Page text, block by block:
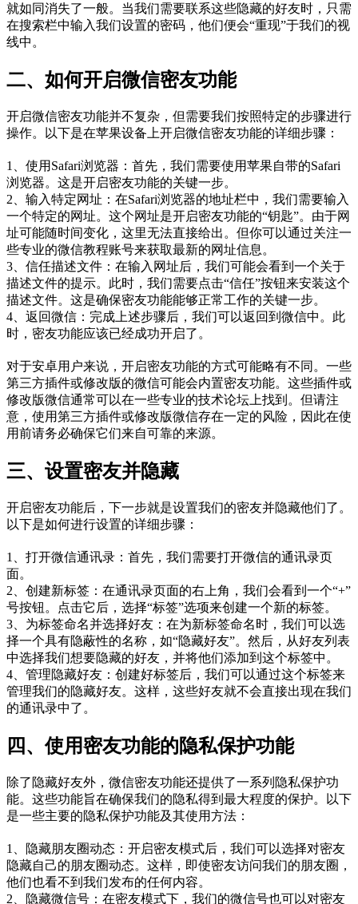
就如同消失了一般。当我们需要联系这些隐藏的好友时，只需
在搜索栏中输入我们设置的密码，他们便会“重现”于我们的视
线中。
二、如何开启微信密友功能
开启微信密友功能并不复杂，但需要我们按照特定的步骤进行
操作。以下是在苹果设备上开启微信密友功能的详细步骤：
1、使用Safari浏览器：首先，我们需要使用苹果自带的Safari
浏览器。这是开启密友功能的关键一步。
2、输入特定网址：在Safari浏览器的地址栏中，我们需要输入
一个特定的网址。这个网址是开启密友功能的“钥匙”。由于网
址可能随时间变化，这里无法直接给出。但你可以通过关注一
些专业的微信教程账号来获取最新的网址信息。
3、信任描述文件：在输入网址后，我们可能会看到一个关于
描述文件的提示。此时，我们需要点击“信任”按钮来安装这个
描述文件。这是确保密友功能能够正常工作的关键一步。
4、返回微信：完成上述步骤后，我们可以返回到微信中。此
时，密友功能应该已经成功开启了。
对于安卓用户来说，开启密友功能的方式可能略有不同。一些
第三方插件或修改版的微信可能会内置密友功能。这些插件或
修改版微信通常可以在一些专业的技术论坛上找到。但请注
意，使用第三方插件或修改版微信存在一定的风险，因此在使
用前请务必确保它们来自可靠的来源。
三、设置密友并隐藏
开启密友功能后，下一步就是设置我们的密友并隐藏他们了。
以下是如何进行设置的详细步骤：
1、打开微信通讯录：首先，我们需要打开微信的通讯录页
面。
2、创建新标签：在通讯录页面的右上角，我们会看到一个“+”
号按钮。点击它后，选择“标签”选项来创建一个新的标签。
3、为标签命名并选择好友：在为新标签命名时，我们可以选
择一个具有隐蔽性的名称，如“隐藏好友”。然后，从好友列表
中选择我们想要隐藏的好友，并将他们添加到这个标签中。
4、管理隐藏好友：创建好标签后，我们可以通过这个标签来
管理我们的隐藏好友。这样，这些好友就不会直接出现在我们
的通讯录中了。
四、使用密友功能的隐私保护功能
除了隐藏好友外，微信密友功能还提供了一系列隐私保护功
能。这些功能旨在确保我们的隐私得到最大程度的保护。以下
是一些主要的隐私保护功能及其使用方法：
1、隐藏朋友圈动态：开启密友模式后，我们可以选择对密友
隐藏自己的朋友圈动态。这样，即使密友访问我们的朋友圈，
他们也看不到我们发布的任何内容。
2、隐藏微信号：在密友模式下，我们的微信号也可以对密友